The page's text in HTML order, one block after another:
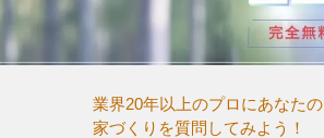
業界20年以上のプロにあなたの
家づくりを質問してみよう！